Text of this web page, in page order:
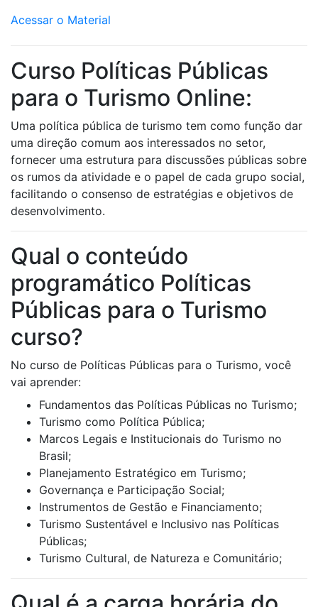
Acessar o Material
Curso Políticas Públicas
para o Turismo Online:
Uma política pública de turismo tem como função dar
uma direção comum aos interessados no setor,
fornecer uma estrutura para discussões públicas sobre
os rumos da atividade e o papel de cada grupo social,
facilitando o consenso de estratégias e objetivos de
desenvolvimento.
Qual o conteúdo
programático Políticas
Públicas para o Turismo
curso?
No curso de Políticas Públicas para o Turismo, você
vai aprender:
Fundamentos das Políticas Públicas no Turismo;
Turismo como Política Pública;
Marcos Legais e Institucionais do Turismo no
Brasil;
Planejamento Estratégico em Turismo;
Governança e Participação Social;
Instrumentos de Gestão e Financiamento;
Turismo Sustentável e Inclusivo nas Políticas
Públicas;
Turismo Cultural, de Natureza e Comunitário;